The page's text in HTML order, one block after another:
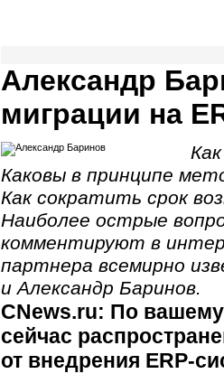
Александр
миграции на
Каковы в принципе
Как сократить срок
Наиболее острые
комментируют в
партнера всемирно
и Александр Баринов.
CNews.ru: По
сейчас
от внедрения ERP-